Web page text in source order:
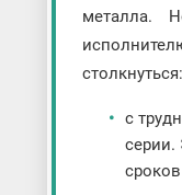
металла.
столкнуться:
с
серии.